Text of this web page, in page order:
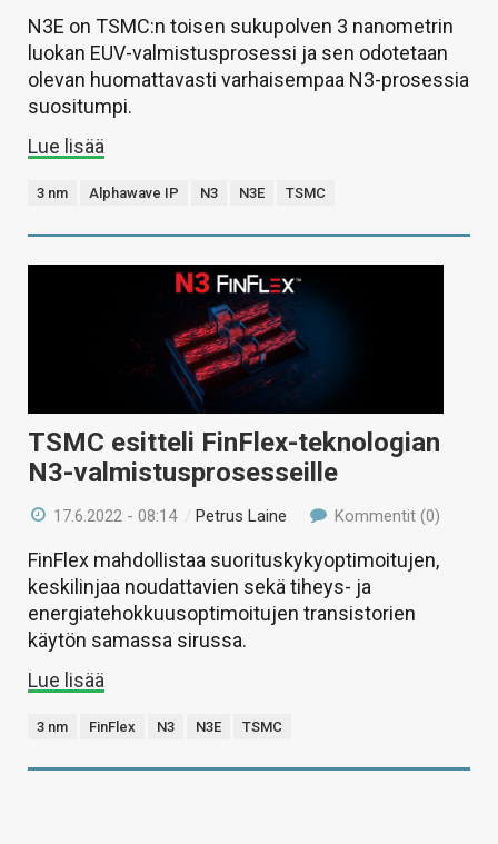
N3E on TSMC:n toisen sukupolven 3 nanometrin
luokan EUV-valmistusprosessi ja sen odotetaan
olevan huomattavasti varhaisempaa N3-prosessia
suositumpi.
Lue lisää
3 nm Alphawave IP N3 N3E TSMC
TSMC esitteli FinFlex-teknologian
N3-valmistusprosesseille
17.6.2022 - 08:14 / Petrus Laine Kommentit (0)
FinFlex mahdollistaa suorituskykyoptimoitujen,
keskilinjaa noudattavien sekä tiheys- ja
energiatehokkuusoptimoitujen transistorien
käytön samassa sirussa.
Lue lisää
3 nm FinFlex N3 N3E TSMC